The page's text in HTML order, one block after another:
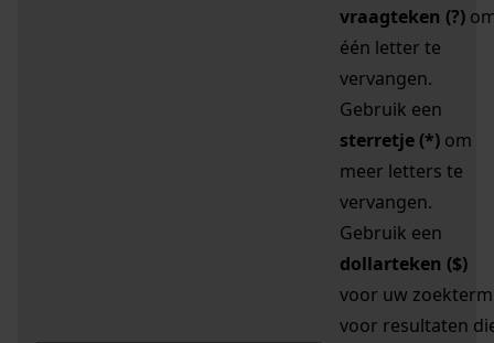
vraagteken (?)
één letter te
vervangen.
Gebruik een
sterretje (*) om
meer letters te
vervangen.
Gebruik een
dollarteken ($)
voor uw zoekterm
voor resultaten